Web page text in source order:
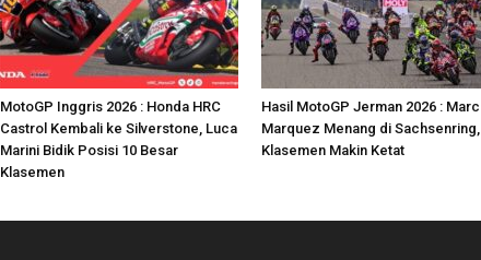
MotoGP Inggris 2026 : Honda HRC
Castrol Kembali ke Silverstone, Luca
Marini Bidik Posisi 10 Besar
Klasemen
Hasil MotoGP Jerman 2026 : Marc
Marquez Menang di Sachsenring,
Klasemen Makin Ketat